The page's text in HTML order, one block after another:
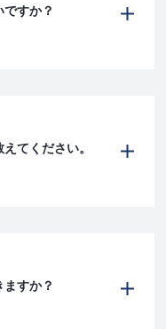
すか？
てください。
すか？